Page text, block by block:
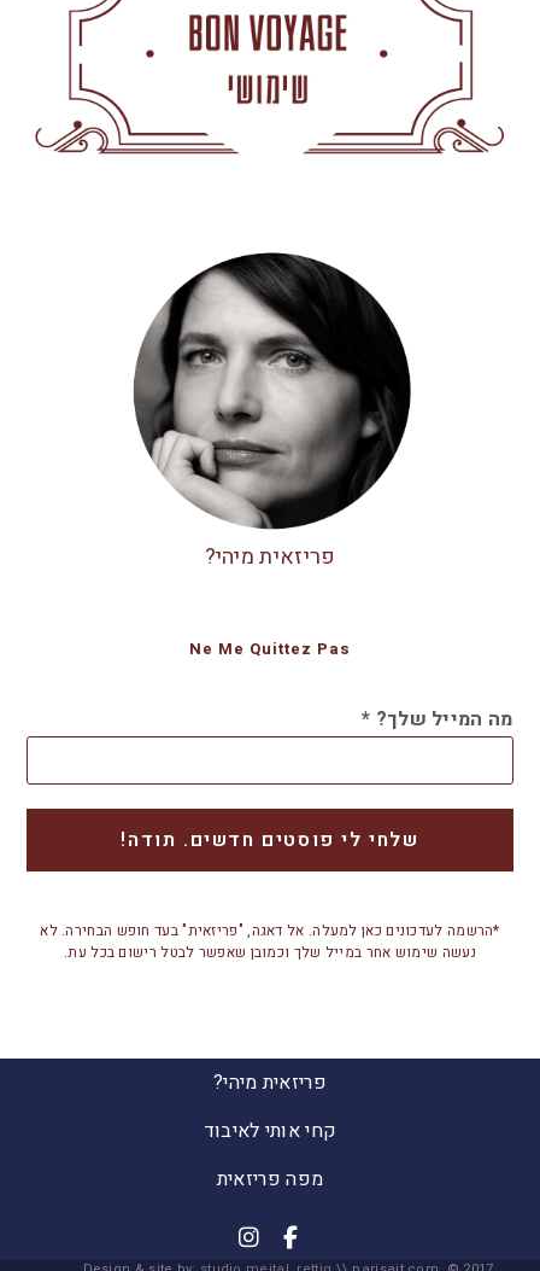
פריזאית מיהי?
Ne Me Quittez Pas
מה המייל שלך? *
*הרשמה לעדכונים כאן למעלה. אל דאגה, "פריזאית" בעד חופש הבחירה. לא
נעשה שימוש אחר במייל שלך וכמובן שאפשר לבטל רישום בכל עת.
פריזאית מיהי?
קחי אותי לאיבוד
מפה פריזאית